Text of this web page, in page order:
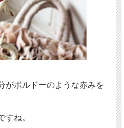
がボルドーのような赤みを
すね。